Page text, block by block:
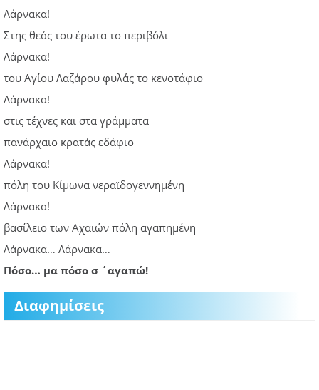
Λάρνακα!
Στης θεάς του έρωτα το περιβόλι
Λάρνακα!
του Αγίου Λαζάρου φυλάς το κενοτάφιο
Λάρνακα!
στις τέχνες και στα γράμματα
πανάρχαιο κρατάς εδάφιο
Λάρνακα!
πόλη του Κίμωνα νεραϊδογεννημένη
Λάρνακα!
βασίλειο των Αχαιών πόλη αγαπημένη
Λάρνακα… Λάρνακα…
Πόσο… μα πόσο σ ΄αγαπώ!
Διαφημίσεις